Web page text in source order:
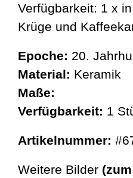
Verfügbarkeit: 1 x
Krüge und
Epoche: 20.
Material: Keramik
Maße:
Verfügbarkeit: 1
Artikelnummer:
Weitere Bilder